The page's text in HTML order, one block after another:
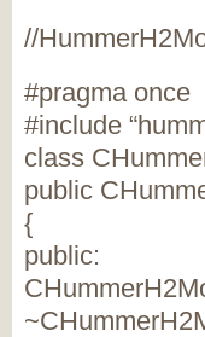
//
#pragma once
#include
class
public
{
public: